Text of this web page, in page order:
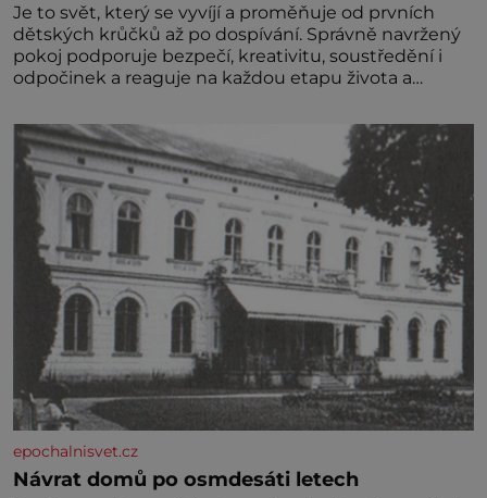
Je to svět, který se vyvíjí a proměňuje od prvních
dětských krůčků až po dospívání. Správně navržený
pokoj podporuje bezpečí, kreativitu, soustředění i
odpočinek a reaguje na každou etapu života a
jednoduchost, měkkost a bezpečí, proto by pokoj
miminka měl působit především klidně a útulně.
Předškolní věk je
epochalnisvet.cz
Návrat domů po osmdesáti letech